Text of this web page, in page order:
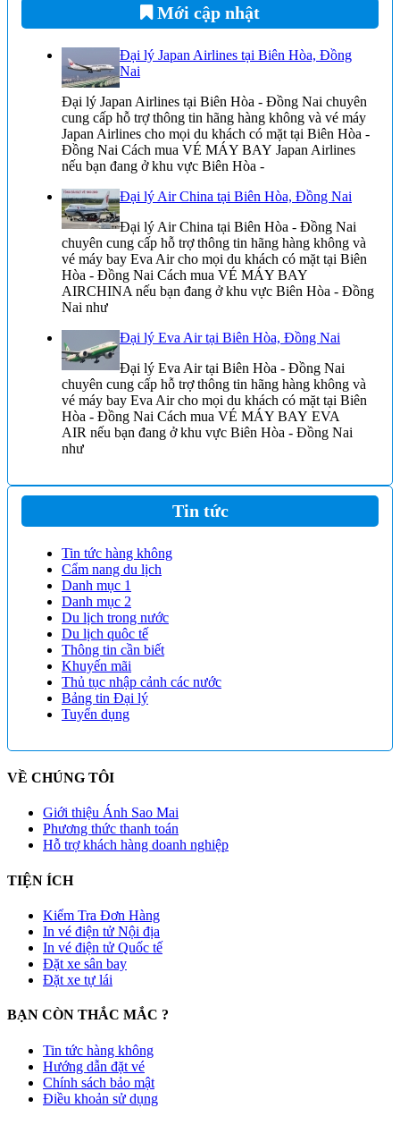
Mới cập nhật
Đại lý Japan Airlines tại Biên Hòa, Đồng
Nai
Đại lý Japan Airlines tại Biên Hòa - Đồng Nai chuyên
cung cấp hỗ trợ thông tin hãng hàng không và vé máy
Japan Airlines cho mọi du khách có mặt tại Biên Hòa -
Đồng Nai Cách mua VÉ MÁY BAY Japan Airlines
nếu bạn đang ở khu vực Biên Hòa -
Đại lý Air China tại Biên Hòa, Đồng Nai
Đại lý Air China tại Biên Hòa - Đồng Nai
chuyên cung cấp hỗ trợ thông tin hãng hàng không và
vé máy bay Eva Air cho mọi du khách có mặt tại Biên
Hòa - Đồng Nai Cách mua VÉ MÁY BAY
AIRCHINA nếu bạn đang ở khu vực Biên Hòa - Đồng
Nai như
Đại lý Eva Air tại Biên Hòa, Đồng Nai
Đại lý Eva Air tại Biên Hòa - Đồng Nai
chuyên cung cấp hỗ trợ thông tin hãng hàng không và
vé máy bay Eva Air cho mọi du khách có mặt tại Biên
Hòa - Đồng Nai Cách mua VÉ MÁY BAY EVA
AIR nếu bạn đang ở khu vực Biên Hòa - Đồng Nai
như
Tin tức
Tin tức hàng không
Cẩm nang du lịch
Danh mục 1
Danh mục 2
Du lịch trong nước
Du lịch quôc tế
Thông tin cần biết
Khuyến mãi
Thủ tục nhập cảnh các nước
Bảng tin Đại lý
Tuyển dụng
VỀ CHÚNG TÔI
Giới thiệu Ánh Sao Mai
Phương thức thanh toán
Hỗ trợ khách hàng doanh nghiệp
TIỆN ÍCH
Kiểm Tra Đơn Hàng
In vé điện tử Nội địa
In vé điện tử Quốc tế
Đặt xe sân bay
Đặt xe tự lái
BẠN CÒN THẮC MẮC ?
Tin tức hàng không
Hướng dẫn đặt vé
Chính sách bảo mật
Điều khoản sử dụng